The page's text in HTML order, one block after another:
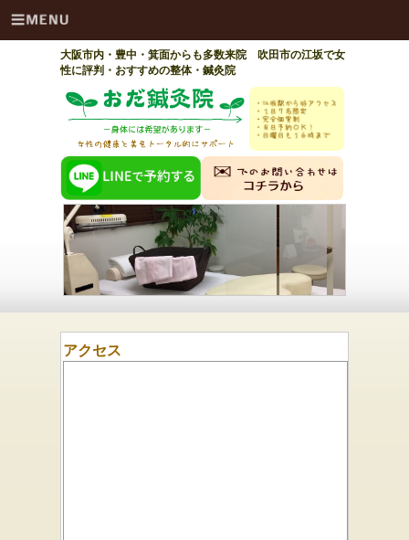
大阪市内・豊中・箕面からも多数来院 吹田市の江坂で女
性に評判・おすすめの整体・鍼灸院
アクセス